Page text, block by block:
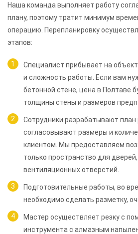
Наша команда выполняет работу
плану, поэтому тратит минимум
операцию. Перепланировку
этапов:
Специалист прибывает на
и сложность работы. Если вам
бетонной стене, цена в Полтаве
толщины стены и размеров
Сотрудники разрабатывают план
согласовывают размеры и
клиентом. Мы предоставляем
только пространство для
вентиляционных отверстий.
Подготовительные работы, во
необходимо сделать разметку,
Мастер осуществляет резку с
инструмента с алмазным